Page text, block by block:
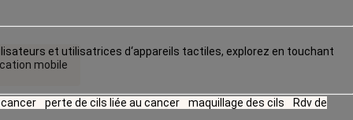
mobile
et utilisatrices d‘appareils tactiles, explorez en touchant
perte de cils liée au cancer maquillage des cils Rdv de